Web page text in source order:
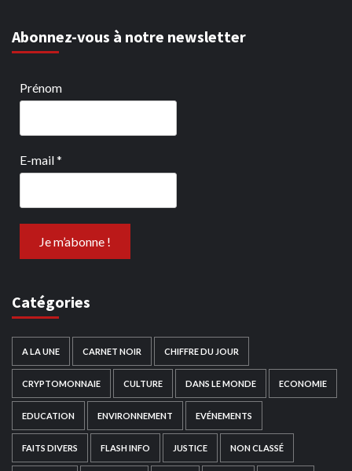
Abonnez-vous à notre newsletter
Prénom
E-mail*
Catégories
A LA UNE CARNET NOIR CHIFFRE DU JOUR
CRYPTOMONNAIE CULTURE DANS LE MONDE ECONOMIE
EDUCATION ENVIRONNEMENT EVÉNEMENTS
FAITS DIVERS FLASH INFO JUSTICE NON CLASSÉ